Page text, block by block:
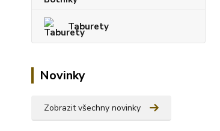
Taburety
Novinky
Zobrazit všechny novinky